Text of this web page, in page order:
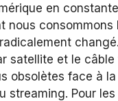
en
nous consommons
satellite et le câble
obsolètes face à
streaming. Pour les